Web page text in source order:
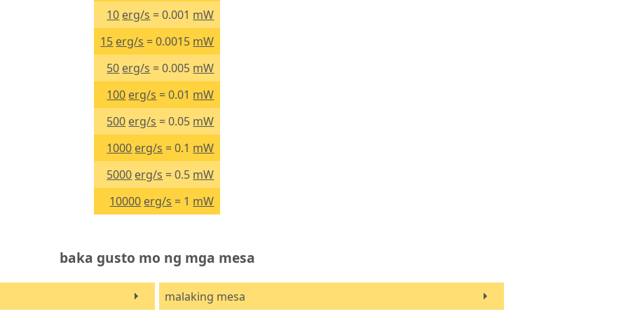
10 erg/s = 0.001 mW
15 erg/s = 0.0015 mW
50 erg/s = 0.005 mW
100 erg/s = 0.01 mW
500 erg/s = 0.05 mW
1000 erg/s = 0.1 mW
5000 erg/s = 0.5 mW
10000 erg/s = 1 mW
baka gusto mo ng mga mesa
malaking mesa